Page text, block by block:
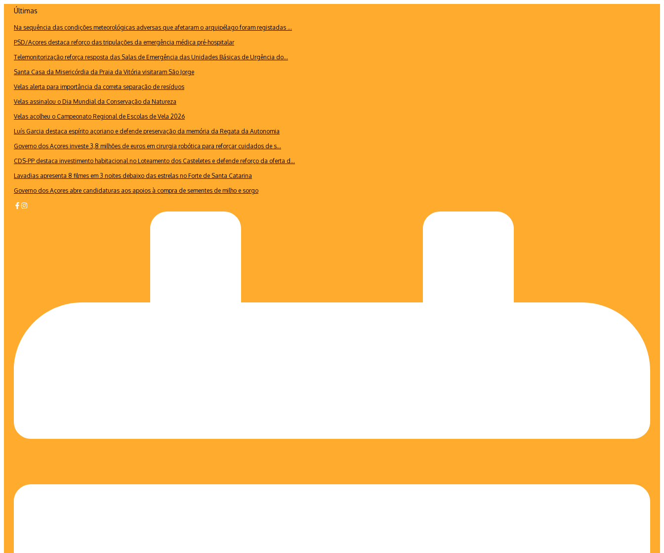
conteúdo
Últimas
Na sequência das condições meteorológicas adversas que afetaram o arquipélago foram registadas ...
PSD/Açores destaca reforço das tripulações da emergência médica pré-hospitalar
Telemonitorização reforça resposta das Salas de Emergência das Unidades Básicas de Urgência do...
Santa Casa da Misericórdia da Praia da Vitória visitaram São Jorge
Velas alerta para importância da correta separação de resíduos
Velas assinalou o Dia Mundial da Conservação da Natureza
Velas acolheu o Campeonato Regional de Escolas de Vela 2026
Luís Garcia destaca espírito açoriano e defende preservação da memória da Regata da Autonomia
Governo dos Açores investe 3,8 milhões de euros em cirurgia robótica para reforçar cuidados de s...
CDS-PP destaca investimento habitacional no Loteamento dos Casteletes e defende reforço da oferta d...
Lavadias apresenta 8 filmes em 3 noites debaixo das estrelas no Forte de Santa Catarina
Governo dos Açores abre candidaturas aos apoios à compra de sementes de milho e sorgo